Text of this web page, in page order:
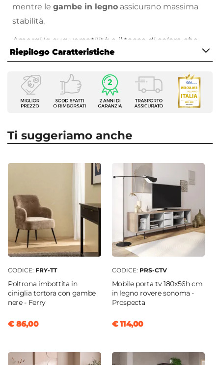
mentre le gambe in legno assicurano massima
stabilità.
Amerai la sua versatilità e il tocco di colore che
donano alla stanza!
Scopri la collezione di complementi d’arredo con
cui completare il tuo soggiorno sul nostro vasto
catalogo online: troverai proposte per tutte le
Riepilogo Caratteristiche
Caratteristiche
Tipologia
Divano letto
Dimensioni
Altezza
84 cm
Altezza Seduta
43 cm
Altezza Schienale
Velluto
Colore Seduta
Colore Gambe
Caratteristiche
Ti suggeriamo anche
CODICE: FRY-TT
Poltrona imbottita in
ciniglia tortora con gambe
nere - Ferry
€ 86,00
CODICE: PRS-CTV
Mobile porta tv 180x56h cm
in legno rovere sonoma -
Prospecta
€ 114,00